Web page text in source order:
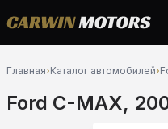
Главная›Каталог автомобилей›
Ford C-MAX,